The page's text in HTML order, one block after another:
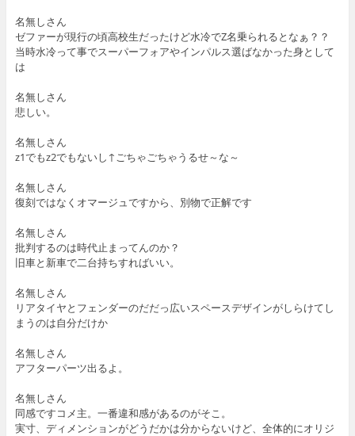
名無しさん
ゼファーが現行の頃高校生だったけど水冷でZ名乗られるとなぁ？？
当時水冷って事でスーパーフォアやインパルス選ばなかった身として
は
名無しさん
悲しい。
名無しさん
z1でもz2でもないし↑ごちゃごちゃうるせ～な～
名無しさん
復刻ではなくオマージュですから、別物で正解です
名無しさん
批判するのは時代止まってんのか？
旧車と新車で二台持ちすればいい。
名無しさん
リアタイヤとフェンダーのだだっ広いスペースデザインがしらけてし
まうのは自分だけか
名無しさん
アフターパーツ出るよ。
名無しさん
同感ですコメ主。一番違和感があるのがそこ。
実寸、ディメンションがどうだかは分からないけど、全体的にオリジ